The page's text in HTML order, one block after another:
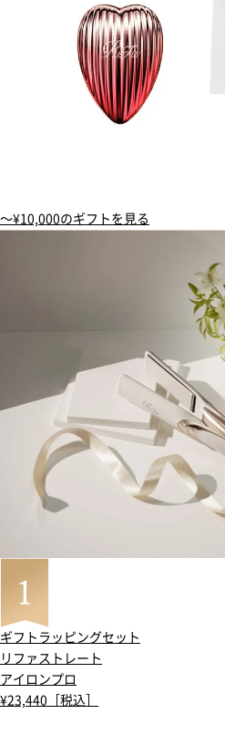
〜¥10,000のギフトを見る
ギフトラッピングセット
リファストレート
アイロンプロ
¥23,440［税込］